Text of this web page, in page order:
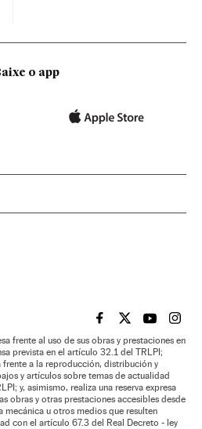
o app
EL PAÍS BRASIL EN
EL PAÍSEL PAÍS
EL
frente al uso de sus obras y prestaciones en
prevista en el artículo 32.1 del TRLPI;
frente a la reproducción, distribución y
y artículos sobre temas de actualidad
y, asimismo, realiza una reserva expresa
obras y otras prestaciones accesibles desde
mecánica u otros medios que resulten
con el artículo 67.3 del Real Decreto - ley